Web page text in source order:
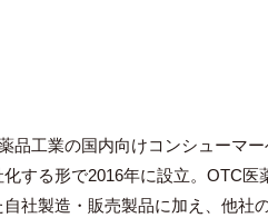
品工業の国内向けコンシューマ
する形で2016年に設立。OTC医
社製造・販売製品に加え、他社